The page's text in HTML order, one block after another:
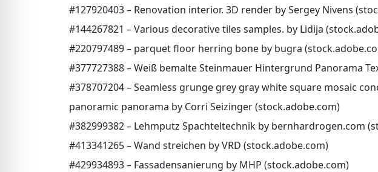
#127920403 – Renovation interior. 3D render by Sergey Nivens
#144267821 – Various decorative tiles samples. by Lidija
#220797489 – parquet floor herring bone by bugra
#377727388 – Weiß bemalte Steinmauer Hintergrund Panorama
#378707204 – Seamless grunge grey gray white square mosaic
panoramic panorama by Corri Seizinger (stock.adobe.com)
#382999382 – Lehmputz Spachteltechnik by bernhardrogen.com
#413341265 – Wand streichen by VRD (stock.adobe.com)
#429934893 – Fassadensanierung by MHP (stock.adobe.com)